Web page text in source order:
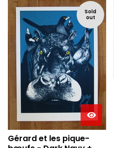
Sold
out
Gérard et les pique-